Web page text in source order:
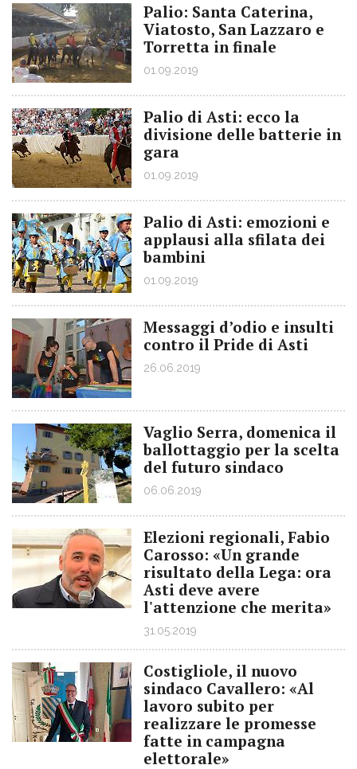
Palio: Santa Caterina,
Viatosto, San Lazzaro e
Torretta in finale
01.09.2019
Palio di Asti: ecco la
divisione delle batterie in
gara
01.09.2019
Palio di Asti: emozioni e
applausi alla sfilata dei
bambini
01.09.2019
Messaggi d’odio e insulti
contro il Pride di Asti
26.06.2019
Vaglio Serra, domenica il
ballottaggio per la scelta
del futuro sindaco
06.06.2019
Elezioni regionali, Fabio
Carosso: «Un grande
risultato della Lega: ora
Asti deve avere
l'attenzione che merita»
31.05.2019
Costigliole, il nuovo
sindaco Cavallero: «Al
lavoro subito per
realizzare le promesse
fatte in campagna
elettorale»